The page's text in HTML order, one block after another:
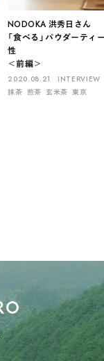
NODOKA 洪秀日さん
「食べる」パウダーテ
性
＜前編＞
2020.08.21
INTERVIEW
抹茶 煎茶 玄米茶 東京